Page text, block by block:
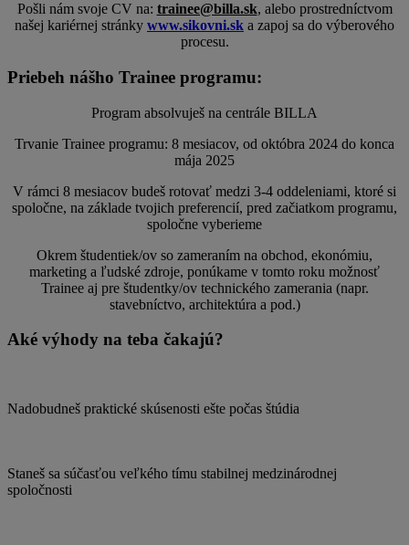
Pošli nám svoje CV na: trainee@billa.sk, alebo prostredníctvom
našej kariérnej stránky www.sikovni.sk a zapoj sa do výberového
procesu.
Priebeh nášho Trainee programu:
Program absolvuješ na centrále BILLA
Trvanie Trainee programu: 8 mesiacov, od októbra 2024 do konca
mája 2025
V rámci 8 mesiacov budeš rotovať medzi 3-4 oddeleniami, ktoré si
spoločne, na základe tvojich preferencií, pred začiatkom programu,
spoločne vyberieme
Okrem študentiek/ov so zameraním na obchod, ekonómiu,
marketing a ľudské zdroje, ponúkame v tomto roku možnosť
Trainee aj pre študentky/ov technického zamerania (napr.
stavebníctvo, architektúra a pod.)
Aké výhody na teba čakajú?
Nadobudneš praktické skúsenosti ešte počas štúdia
Staneš sa súčasťou veľkého tímu stabilnej medzinárodnej
spoločnosti